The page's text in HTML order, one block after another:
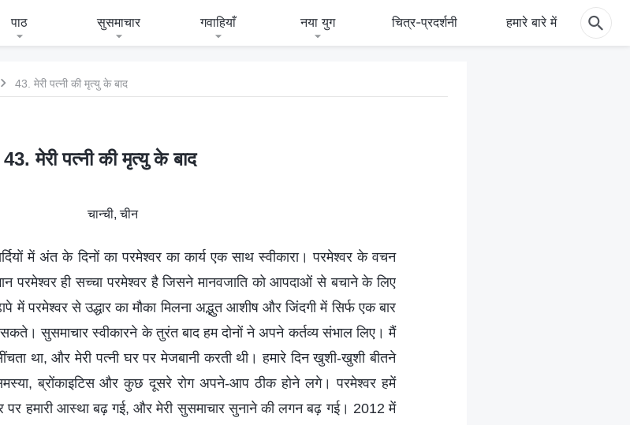
पाठ सुसमाचार गवाहियाँ नया युग चित्र-प्रदर्शनी हमारे बारे में
43. मेरी पत्नी की मृत्यु के बाद
43. मेरी पत्नी की मृत्यु के बाद
चान्ची, चीन
में अंत के दिनों का परमेश्वर का कार्य एक साथ स्वीकारा। परमेश्वर के वचन
परमेश्वर ही सच्चा परमेश्वर है जिसने मानवजाति को आपदाओं से बचाने के लिए
में परमेश्वर से उद्धार का मौका मिलना अद्भुत आशीष और जिंदगी में सिर्फ एक बार
सुसमाचार स्वीकारने के तुरंत बाद हम दोनों ने अपने कर्तव्य संभाल लिए। मैं
था, और मेरी पत्नी घर पर मेजबानी करती थी। हमारे दिन खुशी-खुशी बीतने
ब्रोंकाइटिस और कुछ दूसरे रोग अपने-आप ठीक होने लगे। परमेश्वर हमें
हमारी आस्था बढ़ गई, और मेरी सुसमाचार सुनाने की लगन बढ़ गई। 2012 में